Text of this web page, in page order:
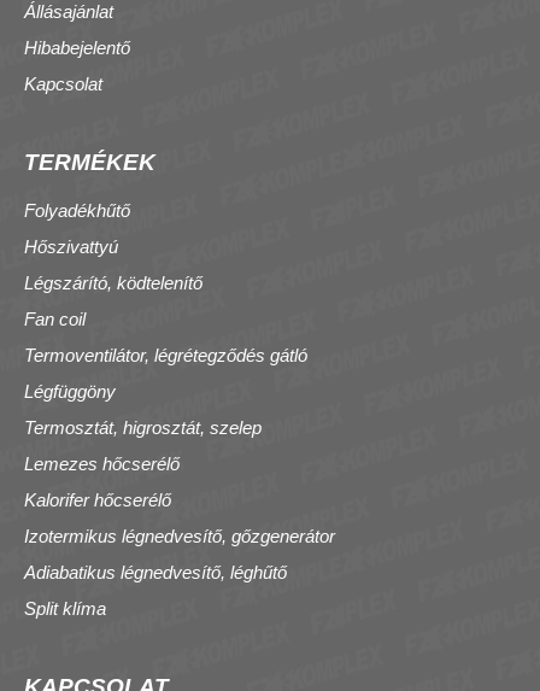
Állásajánlat
Hibabejelentő
Kapcsolat
TERMÉKEK
Folyadékhűtő
Hőszivattyú
Légszárító, ködtelenítő
Fan coil
Termoventilátor, légrétegződés gátló
Légfüggöny
Termosztát, higrosztát, szelep
Lemezes hőcserélő
Kalorifer hőcserélő
Izotermikus légnedvesítő, gőzgenerátor
Adiabatikus légnedvesítő, léghűtő
Split klíma